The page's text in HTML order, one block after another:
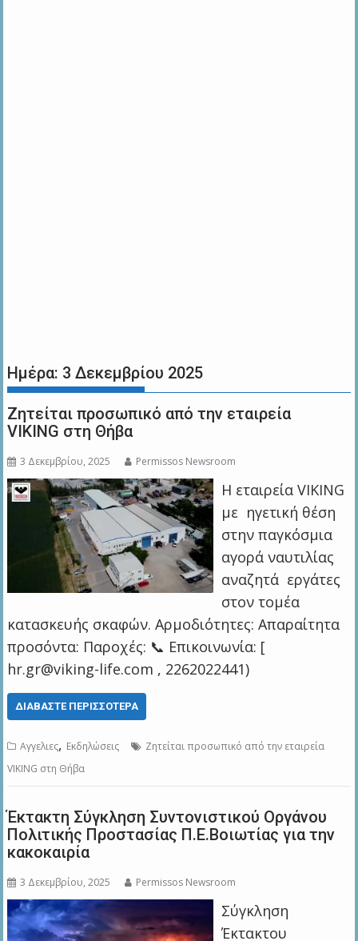
Ημέρα: 3 Δεκεμβρίου 2025
Ζητείται προσωπικό από την εταιρεία
VIKING στη Θήβα
3 Δεκεμβρίου, 2025 Permissos Newsroom
Η εταιρεία VIKING
με ηγετική θέση
στην παγκόσμια
αγορά ναυτιλίας
αναζητά εργάτες
στον τομέα
κατασκευής σκαφών. Αρμοδιότητες: Απαραίτητα
προσόντα: Παροχές: 📞 Επικοινωνία: [
hr.gr@viking-life.com , 2262022441)
ΔΙΑΒΆΣΤΕ ΠΕΡΙΣΣΌΤΕΡΑ
Αγγελιες, Εκδηλώσεις
Ζητείται προσωπικό από την εταιρεία
VIKING στη Θήβα
Έκτακτη Σύγκληση Συντονιστικού Οργάνου
Πολιτικής Προστασίας Π.Ε.Βοιωτίας για την
κακοκαιρία
3 Δεκεμβρίου, 2025 Permissos Newsroom
Σύγκληση
Έκτακτου